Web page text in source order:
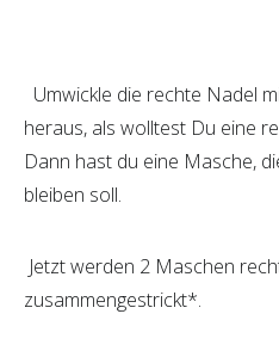
Umwickle die rechte Nadel
heraus, als wolltest Du eine
Dann hast du eine Masche,
bleiben soll.
Jetzt werden 2 Maschen
zusammengestrickt*.